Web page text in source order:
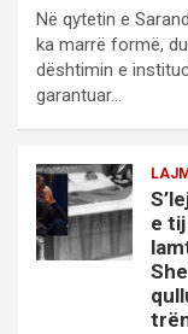
Në qytetin e
ka marrë formë,
dështimin e
garantuar…
e